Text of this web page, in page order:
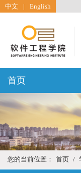
中文 | English
首页
您的当前位置： 首页 /